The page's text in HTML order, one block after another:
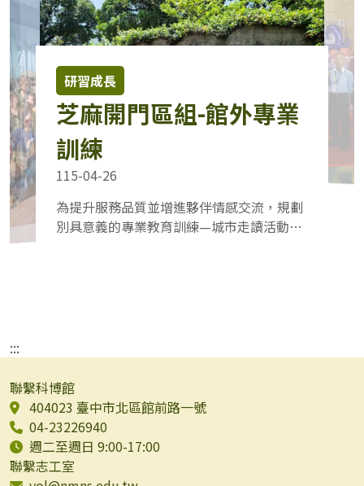
研習成長
芝麻開門區組-館外專業
訓練
115-04-26
為提升服務品質並增進夥伴情感交流，規劃
別具意義的專業教育訓練—城市走讀活動，
:::
聯繫科博館
404023 臺中市北區館前路一號
04-23226940
週二至週日 9:00-17:00
聯繫志工室